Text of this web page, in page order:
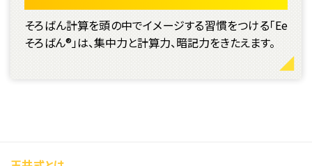
そろばん計算を頭の中でイメージする習慣をつける「Ee
そろばん®」は、集中力と計算力、暗記力をきたえます。